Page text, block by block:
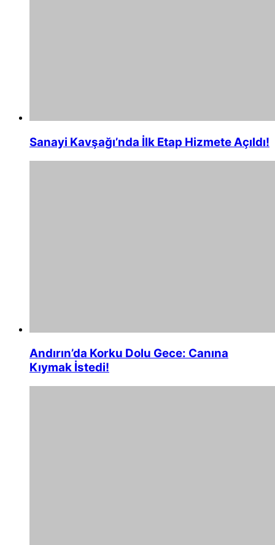
Sanayi Kavşağı’nda İlk Etap Hizmete Açıldı!
Andırın’da Korku Dolu Gece: Canına
Kıymak İstedi!